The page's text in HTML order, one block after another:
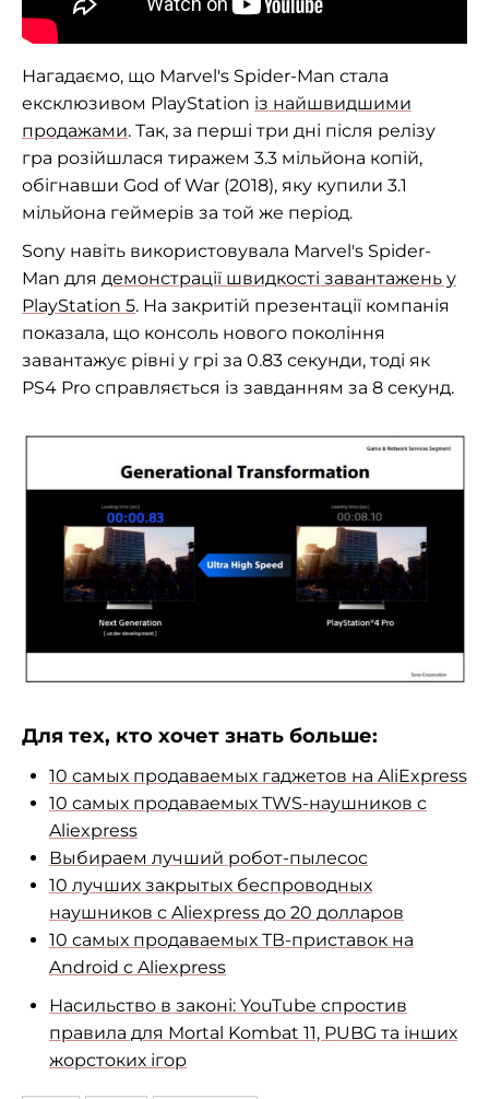
Нагадаємо, що Marvel's Spider-Man стала
ексклюзивом PlayStation із найшвидшими
продажами. Так, за перші три дні після релізу
гра розійшлася тиражем 3.3 мільйона копій,
обігнавши God of War (2018), яку купили 3.1
мільйона геймерів за той же період.
Sony навіть використовувала Marvel's Spider-
Man для демонстрації швидкості завантажень у
PlayStation 5. На закритій презентації компанія
показала, що консоль нового покоління
завантажує рівні у грі за 0.83 секунди, тоді як
PS4 Pro справляється із завданням за 8 секунд.
Для тех, кто хочет знать больше:
10 самых продаваемых гаджетов на AliExpress
10 самых продаваемых TWS-наушников с
Aliexpress
Выбираем лучший робот-пылесос
10 лучших закрытых беспроводных
наушников с Aliexpress до 20 долларов
10 самых продаваемых ТВ-приставок на
Android с Aliexpress
Насильство в законі: YouTube спростив
правила для Mortal Kombat 11, PUBG та інших
жорстоких ігор